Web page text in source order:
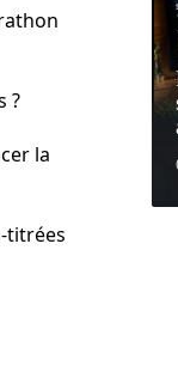
?
la
titrées